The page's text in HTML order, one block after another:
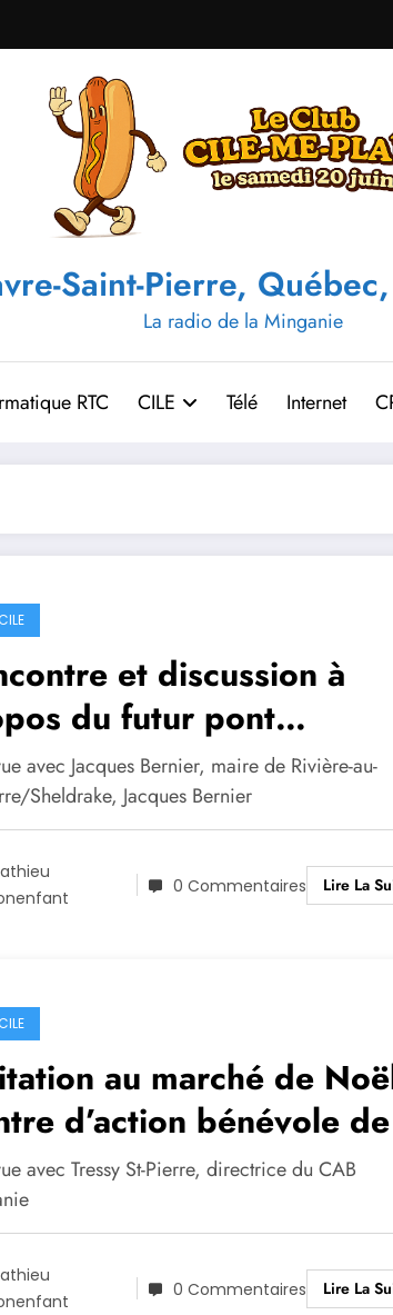
Saint-Pierre,
La radio de la Minganie
RTC CILE Télé Internet
et discussion à
du futur pont
au-dessus de la
Sheldrake
avec Jacques Bernier, maire de Rivière-au-
Sheldrake, Jacques Bernier
0 Commentaires Lire La
au marché de
d’action bénévole
ce samedi
avec Tressy St-Pierre, directrice du CAB
0 Commentaires Lire La